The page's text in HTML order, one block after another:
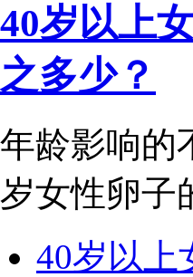
40岁以上
之多少？
年龄影响的
岁女性卵子
40岁以上